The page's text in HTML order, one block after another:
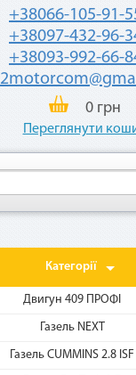
+38066-105-91-
+38097-432-96-
+38093-992-66-
0 грн
Переглянути
Категорії
Двигун 409 ПРОФІ
Газель NEXT
Газель CUMMINS 2.8 ISF
рассрочка»